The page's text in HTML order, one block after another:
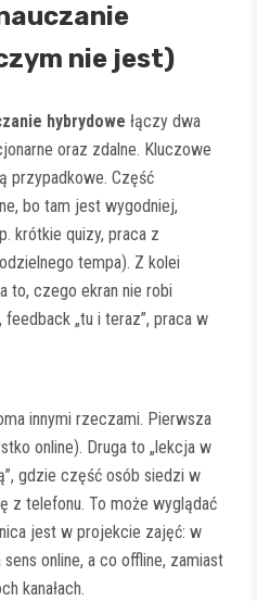
nie jest)
hybrydowe łączy dwa
oraz zdalne. Kluczowe
przypadkowe. Część
bo tam jest wygodniej,
krótkie quizy, praca z
tempa). Z kolei
to, czego ekran nie robi
„tu i teraz”, praca w
innymi rzeczami. Pierwsza
online). Druga to „lekcja w
gdzie część osób siedzi w
z telefonu. To może wyglądać
jest w projekcie zajęć: w
online, a co offline, zamiast
kanałach.